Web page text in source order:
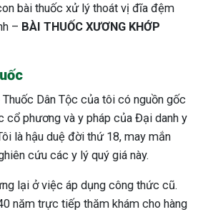
bài thuốc xử lý thoát vị đĩa đệm
– BÀI THUỐC XƯƠNG KHỚP
Dân Tộc của tôi có nguồn gốc
cổ phương và y pháp của Đại danh y
là hậu duệ đời thứ 18, may mắn
cứu các y lý quý giá này.
lại ở việc áp dụng công thức cũ.
năm trực tiếp thăm khám cho hàng